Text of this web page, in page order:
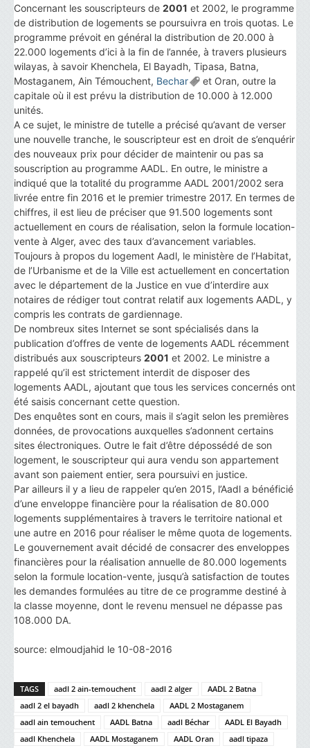
Concernant les souscripteurs de 2001 et 2002, le programme
de distribution de logements se poursuivra en trois quotas. Le
programme prévoit en général la distribution de 20.000 à
22.000 logements d’ici à la fin de l’année, à travers plusieurs
wilayas, à savoir Khenchela, El Bayadh, Tipasa, Batna,
Mostaganem, Ain Témouchent, Bechar
et Oran, outre la
capitale où il est prévu la distribution de 10.000 à 12.000
unités.
A ce sujet, le ministre de tutelle a précisé qu’avant de verser
une nouvelle tranche, le souscripteur est en droit de s’enquérir
des nouveaux prix pour décider de maintenir ou pas sa
souscription au programme AADL. En outre, le ministre a
indiqué que la totalité du programme AADL 2001/2002 sera
livrée entre fin 2016 et le premier trimestre 2017. En termes de
chiffres, il est lieu de préciser que 91.500 logements sont
actuellement en cours de réalisation, selon la formule location-
vente à Alger, avec des taux d’avancement variables.
Toujours à propos du logement Aadl, le ministère de l’Habitat,
de l’Urbanisme et de la Ville est actuellement en concertation
avec le département de la Justice en vue d’interdire aux
notaires de rédiger tout contrat relatif aux logements AADL, y
compris les contrats de gardiennage.
De nombreux sites Internet se sont spécialisés dans la
publication d’offres de vente de logements AADL récemment
distribués aux souscripteurs 2001 et 2002. Le ministre a
rappelé qu’il est strictement interdit de disposer des
logements AADL, ajoutant que tous les services concernés ont
été saisis concernant cette question.
Des enquêtes sont en cours, mais il s’agit selon les premières
données, de provocations auxquelles s’adonnent certains
sites électroniques. Outre le fait d’être dépossédé de son
logement, le souscripteur qui aura vendu son appartement
avant son paiement entier, sera poursuivi en justice.
Par ailleurs il y a lieu de rappeler qu’en 2015, l’Aadl a bénéficié
d’une enveloppe financière pour la réalisation de 80.000
logements supplémentaires à travers le territoire national et
une autre en 2016 pour réaliser le même quota de logements.
Le gouvernement avait décidé de consacrer des enveloppes
financières pour la réalisation annuelle de 80.000 logements
selon la formule location-vente, jusqu’à satisfaction de toutes
les demandes formulées au titre de ce programme destiné à
la classe moyenne, dont le revenu mensuel ne dépasse pas
108.000 DA.
source: elmoudjahid le 10-08-2016
TAGS aadl 2 ain-temouchent aadl 2 alger
AADL 2 Batna
aadl 2 el bayadh
aadl 2 khenchela
AADL 2 Mostaganem
aadl ain temouchent
AADL Batna aadl Béchar
AADL El Bayadh
aadl Khenchela
AADL Mostaganem AADL Oran aadl tipaza